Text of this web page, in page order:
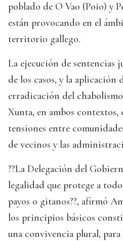
poblado de O Vao (Poio) y
están provocando en el
territorio gallego.
La ejecución de sentencias
de los casos, y la aplicación
erradicación del
Xunta, en ambos contextos,
tensiones entre
de vecinos y las
??La Delegación del
legalidad que protege a
payos o gitanos??, afirmó
los principios básicos
una convivencia plural, para